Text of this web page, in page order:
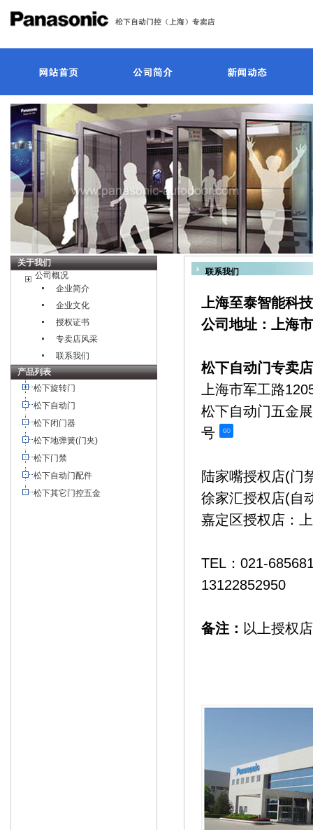
联系我们
上海至泰智能科
公司地址：上海
松下自动门专卖
上海市军工路
松下自动门五金
号
陆家嘴授权店(门
徐家汇授权店(自
嘉定区授权店：
TEL：021-
13122852950
备注： 以上授权
关于我们
公司概况
企业简介
企业文化
授权证书
专卖店风采
联系我们
产品列表
松下旋转门
松下自动门
松下闭门器
松下地弹簧(门夹)
松下门禁
松下自动门配件
松下其它门控五金